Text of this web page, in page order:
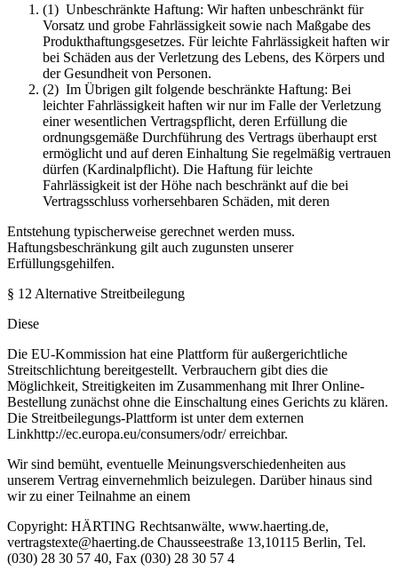
(1) Unbeschränkte Haftung: Wir haften unbeschränkt für
Vorsatz und grobe Fahrlässigkeit sowie nach Maßgabe des
Produkthaftungsgesetzes. Für leichte Fahrlässigkeit haften wir
bei Schäden aus der Verletzung des Lebens, des Körpers und
der Gesundheit von Personen.
(2) Im Übrigen gilt folgende beschränkte Haftung: Bei
leichter Fahrlässigkeit haften wir nur im Falle der Verletzung
einer wesentlichen Vertragspflicht, deren Erfüllung die
ordnungsgemäße Durchführung des Vertrags überhaupt erst
ermöglicht und auf deren Einhaltung Sie regelmäßig vertrauen
dürfen (Kardinalpflicht). Die Haftung für leichte
Fahrlässigkeit ist der Höhe nach beschränkt auf die bei
Vertragsschluss vorhersehbaren Schäden, mit deren
Entstehung typischerweise gerechnet werden muss.
Haftungsbeschränkung gilt auch zugunsten unserer
Erfüllungsgehilfen.
§ 12 Alternative Streitbeilegung
Diese
Die EU-Kommission hat eine Plattform für außergerichtliche
Streitschlichtung bereitgestellt. Verbrauchern gibt dies die
Möglichkeit, Streitigkeiten im Zusammenhang mit Ihrer Online-
Bestellung zunächst ohne die Einschaltung eines Gerichts zu klären.
Die Streitbeilegungs-Plattform ist unter dem externen
Linkhttp://ec.europa.eu/consumers/odr/ erreichbar.
Wir sind bemüht, eventuelle Meinungsverschiedenheiten aus
unserem Vertrag einvernehmlich beizulegen. Darüber hinaus sind
wir zu einer Teilnahme an einem
Copyright: HÄRTING Rechtsanwälte, www.haerting.de,
vertragstexte@haerting.de Chausseestraße 13,10115 Berlin, Tel.
(030) 28 30 57 40, Fax (030) 28 30 57 4